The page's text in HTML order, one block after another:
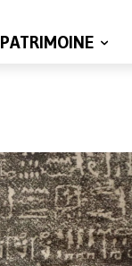
PATRIMOINE